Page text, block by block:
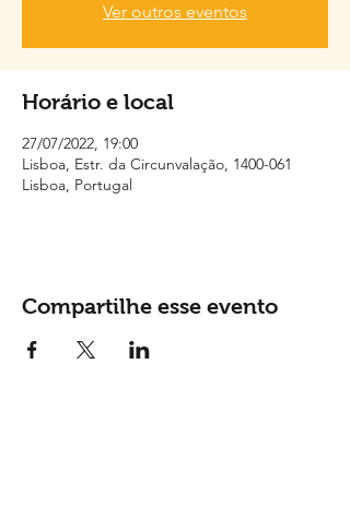
Ver outros eventos
Horário e local
27/07/2022, 19:00
Lisboa, Estr. da Circunvalação, 1400-061
Lisboa, Portugal
Compartilhe esse evento